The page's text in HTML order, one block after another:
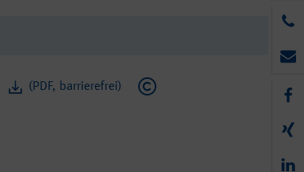
(PDF, barrierefrei)